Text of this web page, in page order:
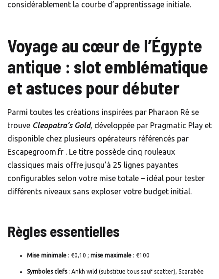
considérablement la courbe d’apprentissage initiale.
Voyage au cœur de l’Égypte
antique : slot emblématique
et astuces pour débuter
Parmi toutes les créations inspirées par Pharaon Rê se
trouve Cleopatra’s Gold, développée par Pragmatic Play et
disponible chez plusieurs opérateurs référencés par
Escapegroom.fr . Le titre possède cinq rouleaux
classiques mais offre jusqu’à 25 lignes payantes
configurables selon votre mise totale – idéal pour tester
différents niveaux sans exploser votre budget initial.
Règles essentielles
Mise minimale : €0,10 ; mise maximale : €100
Symboles clefs: Ankh wild (substitue tous sauf scatter), Scarabée